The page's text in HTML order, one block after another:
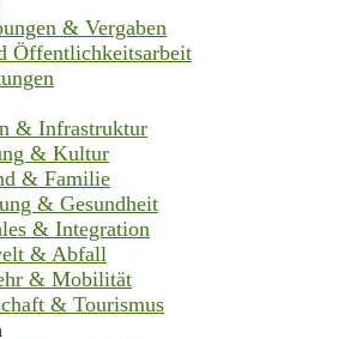
& Vergaben
Öffentlichkeitsarbeit
& Infrastruktur
& Kultur
& Familie
& Gesundheit
& Integration
& Abfall
& Mobilität
& Tourismus